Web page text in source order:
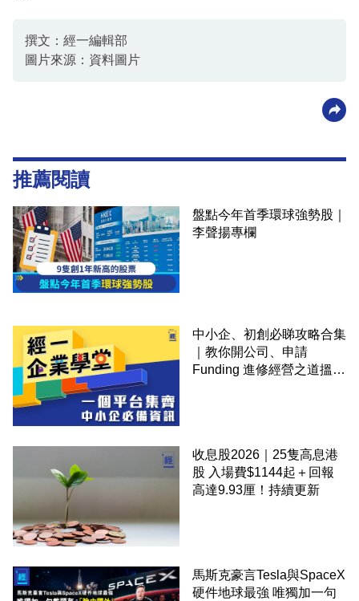
撰文：經一編輯部
圖片來源：資料圖片
推薦閱讀
盤點今年首季環球強勢股｜
李聲揚專欄
中小企、初創必睇攻略合集
｜教你開公司、申請
Funding 進修經營之道搵大
收息股2026｜25隻高息港
股 入場費$1144起＋回報
高達9.93厘！持續更新
馬斯克豪言Tesla與SpaceX
硬件地球最強 唯獨加一句